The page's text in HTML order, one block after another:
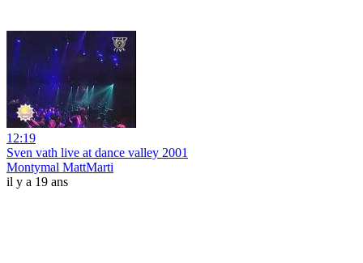
12:19
Sven vath live at dance valley 2001
Montymal MattMarti
il y a 19 ans